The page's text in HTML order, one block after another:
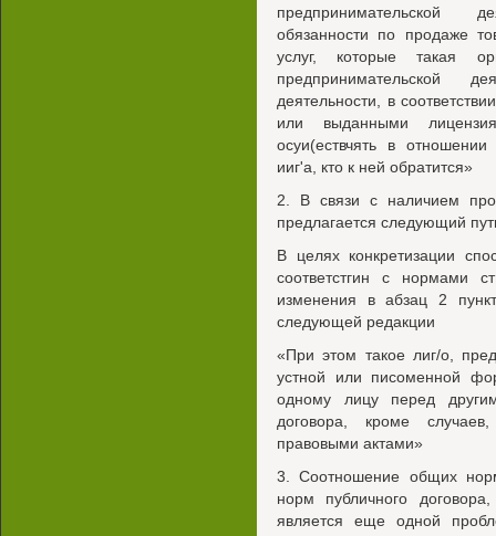
предпринимательской
обязанности по продаже
услуг, которые такая
предпринимательской
деятельности, в
или выданными
осуи(ествчять в
ииг'а, кто к ней обратится»
2. В связи с наличием
предлагается следующий
В целях конкретизации
соответстгин с нормами
изменения в абзац 2
следующей редакции
«При этом такое лиг/о,
устной или писоменной
одному лицу перед
договора, кроме
правовыми актами»
3. Соотношение общих
норм публичного
является еще одной